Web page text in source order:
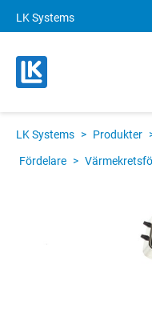
LK Systems
LK Systems > Produkter
Fördelare >